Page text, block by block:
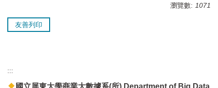
瀏覽數: 1071
友善列印
:::
國立屏東大學商業大數據系(所) Department of Big Data